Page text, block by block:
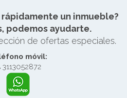
un inmueble?
podemos ayudarte.
de ofertas especiales.
móvil:
3113052872